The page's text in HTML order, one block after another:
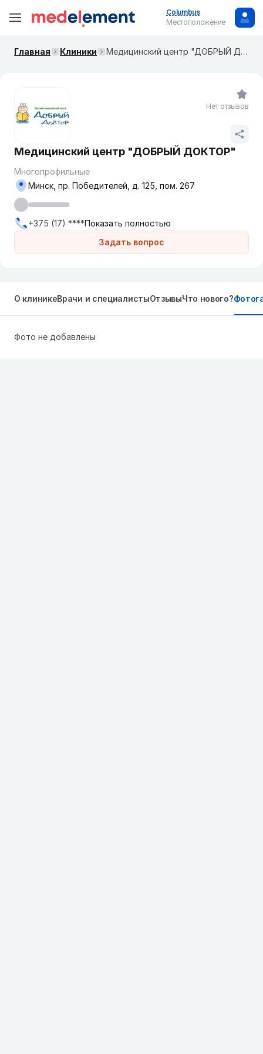
Columbus
Местоположение
Главная Клиники Медицинский центр "ДОБРЫЙ ДОКТОР"
Медицинский центр "ДОБРЫЙ ДОКТОР"
Многопрофильные
Задать вопрос
Минск, пр. Победителей, д. 125, пом. 267
+375 (17) ****Показать полностью
Нет отзывов
О клиникеВрачи и специалистыОтзывыЧто нового?
Фото не добавлены